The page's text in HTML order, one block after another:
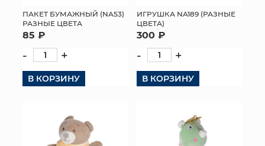
ПАКЕТ БУМАЖНЫЙ (NA53)
РАЗНЫЕ ЦВЕТА
85 ₽
- +
В КОРЗИНУ
ИГРУШКА NA189 (РАЗНЫЕ
ЦВЕТА)
300 ₽
- +
В КОРЗИНУ